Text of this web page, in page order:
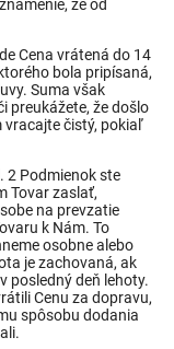
že od
Cena vrátená do 14
bola pripísaná,
Suma však
preukážete, že došlo
vracajte čistý, pokiaľ
2 Podmienok ste
Tovar zaslať,
na prevzatie
k Nám. To
osobne alebo
je zachovaná, ak
posledný deň lehoty.
Cenu za dopravu,
spôsobu dodania